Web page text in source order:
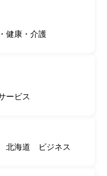
健康・介護
ービス
北海道 ビジネス